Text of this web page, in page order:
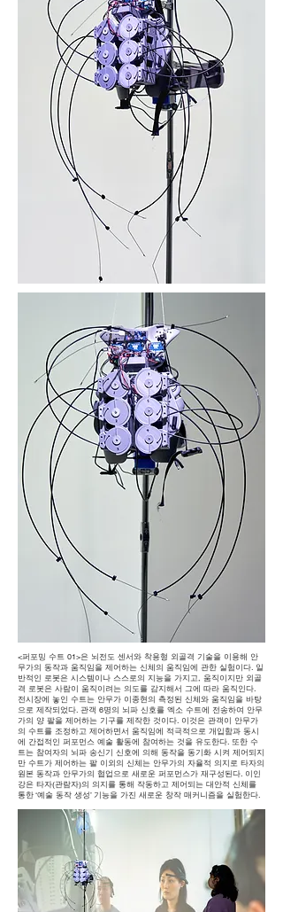
<퍼포밍 수트 01>은 뇌전도 센서와 착용형 외골격 기술을 이용해 안
무가의 동작과 움직임을 제어하는 신체의 움직임에 관한 실험이다. 일
반적인 로봇은 시스템이나 스스로의 지능을 가지고, 움직이지만 외골
격 로봇은 사람이 움직이려는 의도를 감지해서 그에 따라 움직인다.
전시장에 놓인 수트는 안무가 이종현의 측정된 신체와 움직임을 바탕
으로 제작되었다. 관객 6명의 뇌파 신호를 엑소 수트에 전송하여 안무
가의 양 팔을 제어하는 기구를 제작한 것이다. 이것은 관객이 안무가
의 수트를 조정하고 제어하면서 움직임에 적극적으로 개입함과 동시
에 간접적인 퍼포먼스 예술 활동에 참여하는 것을 유도한다. 또한 수
트는 참여자의 뇌파 송신기 신호에 의해 동작을 동기화 시켜 제어되지
만 수트가 제어하는 팔 이외의 신체는 안무가의 자율적 의지로 타자의
원본 동작과 안무가의 협업으로 새로운 퍼포먼스가 재구성된다. 이인
강은 타자(관람자)의 의지를 통해 작동하고 제어되는 대안적 신체를
통한 ‘예술 동작 생성’ 기능을 가진 새로운 창작 매커니즘을 실험한다.